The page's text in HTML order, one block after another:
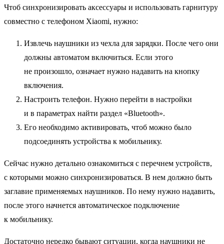
Чтоб синхронизировать аксессуары и использовать гарнитуру
совместно с телефоном Xiaomi, нужно:
Извлечь наушники из чехла для зарядки. После чего они
должны автоматом включиться. Если этого
не произошло, означает нужно надавить на кнопку
включения.
Настроить телефон. Нужно перейти в настройки
и в параметрах найти раздел «Bluetooth».
Его необходимо активировать, чтоб можно было
подсоединять устройства к мобильнику.
Сейчас нужно детально ознакомиться с перечнем устройств,
с которыми можно синхронизироваться. В нем должно быть
заглавие применяемых наушников. По нему нужно надавить,
после этого начнется автоматическое подключение
к мобильнику.
Достаточно нередко бывают ситуации, когда наушники не